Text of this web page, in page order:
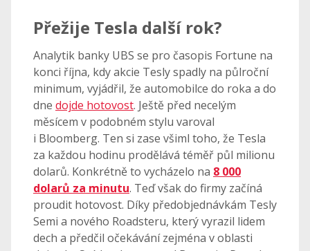
Přežije Tesla další rok?
Analytik banky UBS se pro časopis Fortune na
konci října, kdy akcie Tesly spadly na půlroční
minimum, vyjádřil, že automobilce do roka a do
dne dojde hotovost. Ještě před necelým
měsícem v podobném stylu varoval
i Bloomberg. Ten si zase všiml toho, že Tesla
za každou hodinu prodělává téměř půl milionu
dolarů. Konkrétně to vycházelo na 8 000
dolarů za minutu. Teď však do firmy začíná
proudit hotovost. Díky předobjednávkám Tesly
Semi a nového Roadsteru, který vyrazil lidem
dech a předčil očekávání zejména v oblasti